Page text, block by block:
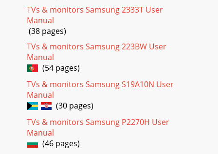
主要安全注意事项1-11 主要安全注意事项1-1 使用前注意事项
本手册所用图标使用本手册• 使用本产品前请仔细阅读安全注
意事项。• 如出现问题，请参考 “故障排除”部分。版权须知如
因产品性能的改善，本手册中的内容有所变更，恕不另行通
知。版权所有 © 2011 Samsung Electronics
Page 24
4-2安装软件4-2 MagicTune什么是 MagicTune？ MagicTune
是一个可帮助用户调节显示器的软件程序，它提供了完整的显
示器功能说明以及通俗易懂的操作指南。 用户无需使用产品的
操作按钮，只需通过鼠标和键盘便可调节显示器。安装软件1.
将安装光盘插入 CD-ROM 驱动器中。
Page 25
安装软件4-22. 双击控制面板中的 “Add or Remove
TVs & monitors Samsung 2333T User
Manual
(38 pages)
TVs & monitors Samsung 223BW User
Manual
(54 pages)
TVs & monitors Samsung S19A10N User
Manual
(30 pages)
TVs & monitors Samsung P2270H User
Manual
(46 pages)